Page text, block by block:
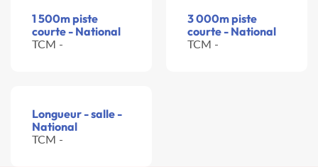
1 500m piste
courte - National
TCM -
3 000m piste
courte - National
TCM -
Longueur - salle -
National
TCM -